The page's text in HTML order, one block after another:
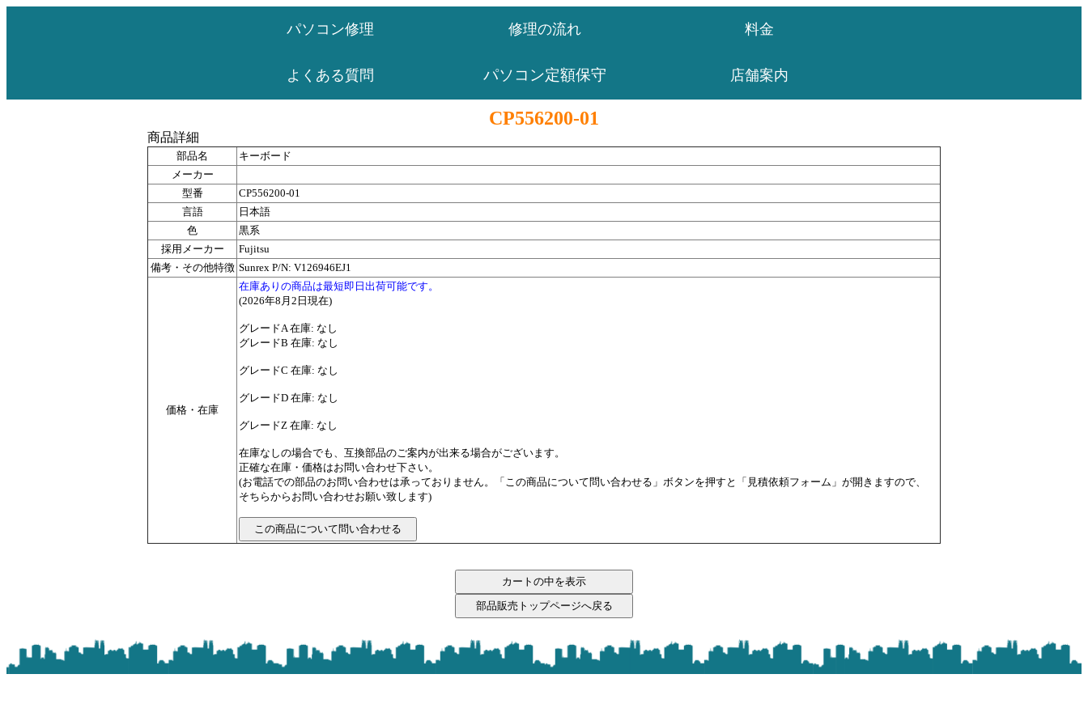
パソコン修理 修理の流れ 料金
よくある質問 パソコン定額保守 店舗案内
CP556200-01
商品詳細
部品名
キーボード
メーカー
型番
CP556200-01
言語
日本語
色
黒系
採用メーカー
Fujitsu
備考・その他特徴 Sunrex P/N: V126946EJ1
価格・在庫
在庫ありの商品は最短即日出荷可能です。
(2026年8月2日現在)
グレードA 在庫: なし
グレードB 在庫: なし
グレードC 在庫: なし
グレードD 在庫: なし
グレードZ 在庫: なし
在庫なしの場合でも、互換部品のご案内が出来る場合がございます。
正確な在庫・価格はお問い合わせ下さい。
(お電話での部品のお問い合わせは承っておりません。「この商品について問い合わせる」ボタンを押すと「見積依頼フォーム」が開きますので、
そちらからお問い合わせお願い致します)